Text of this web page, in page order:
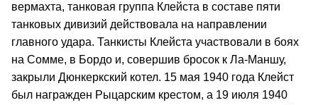
вермахта, танковая группа Клейста в составе пяти
танковых дивизий действовала на направлении
главного удара. Танкисты Клейста участвовали в боях
на Сомме, в Бордо и, совершив бросок к Ла-Маншу,
закрыли Дюнкеркский котел. 15 мая 1940 года Клейст
был награжден Рыцарским крестом, а 19 июля 1940